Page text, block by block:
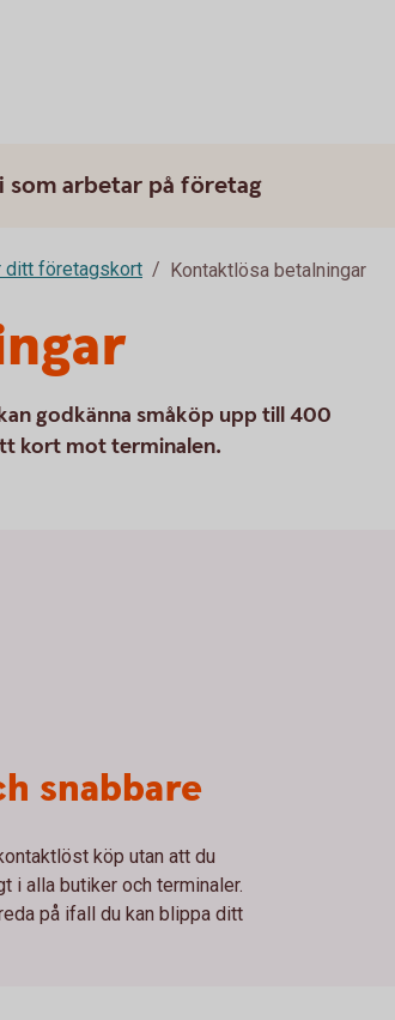
som arbetar på företag
ditt företagskort Kontaktlösa betalningar
godkänna småköp upp till 400
kort mot terminalen.
snabbare
köp utan att du
i alla butiker och terminaler.
på ifall du kan blippa ditt